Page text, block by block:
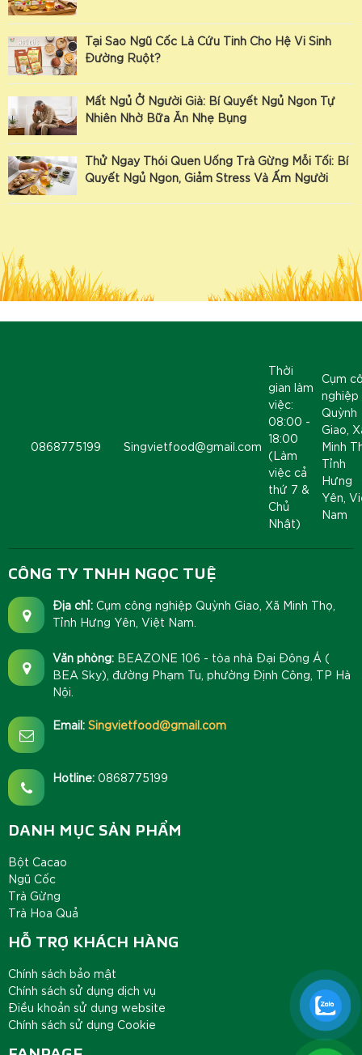
Tại Sao Ngũ Cốc Là Cứu Tinh Cho Hệ Vi Sinh
Đường Ruột?
Mất Ngủ Ở Người Già: Bí Quyết Ngủ Ngon Tự
Nhiên Nhờ Bữa Ăn Nhẹ Bụng
Thử Ngay Thói Quen Uống Trà Gừng Mỗi Tối: Bí
Quyết Ngủ Ngon, Giảm Stress Và Ấm Người
0868775199 Singvietfood@gmail.com
Thời
gian làm
việc:
08:00 -
18:00
(Làm
việc cả
thứ 7 &
Chủ
Nhật)
Cụm
nghiệp
Quỳnh
Giao,
Minh
Tỉnh
Hưng
Yên,
Nam
CÔNG TY TNHH NGỌC TUỆ
Địa chỉ: Cụm công nghiệp Quỳnh Giao, Xã Minh Thọ,
Tỉnh Hưng Yên, Việt Nam.
Văn phòng: BEAZONE 106 - tòa nhà Đại Đông Á (
BEA Sky), đường Phạm Tu, phường Định Công, TP Hà
Nội.
Email: Singvietfood@gmail.com
Hotline: 0868775199
DANH MỤC SẢN PHẨM
Bột Cacao
Ngũ Cốc
Trà Gừng
Trà Hoa Quả
HỖ TRỢ KHÁCH HÀNG
Chính sách bảo mật
Chính sách sử dụng dịch vụ
Điều khoản sử dụng website
Chính sách sử dụng Cookie